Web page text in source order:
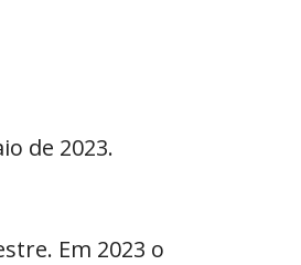
de 2023.
Em 2023 o